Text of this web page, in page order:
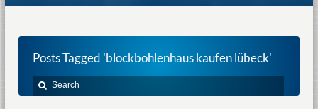
Posts Tagged 'blockbohlenhaus kaufen lübeck'